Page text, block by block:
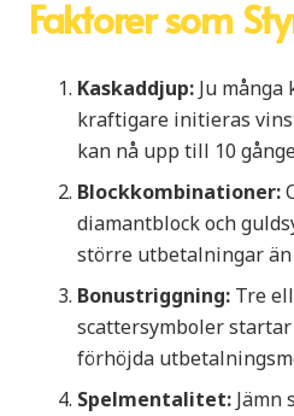
Faktorer som
Kaskaddjup: Ju
kraftigare initieras
kan nå upp till 10
Blockkombinationer:
diamantblock och
större utbetalningar
Bonustriggning: Tre
scattersymboler
förhöjda
Spelmentalitet: Jämn